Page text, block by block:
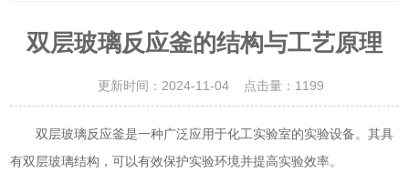
双层玻璃反应釜的结构与工艺原理
更新时间：2024-11-04 点击量： 1199
双层玻璃反应釜是一种广泛应用于化工实验室的实验设备。其具
有双层玻璃结构，可以有效保护实验环境并提高实验效率。